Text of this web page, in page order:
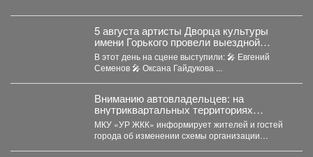
5 августа артисты Дворца культуры
имени Горького провели выездной
концерт в реабилитационном центре
«Топаз».
В этот день на сцене выступили: 🎤 Евгений
Семенов 🎤 Оксана Гайдукова ...
Вниманию автовладельцев: на
внутриквартальных территориях
Междуреченского муниципального
округа вводятся ограничения стоянки.
МКУ «УР ЖКК» информирует жителей и гостей
города об изменении схемы организации